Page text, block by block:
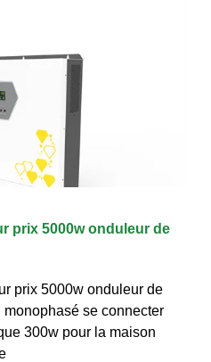
prix 5000w onduleur de
prix 5000w onduleur de
se connecter
300w pour la maison